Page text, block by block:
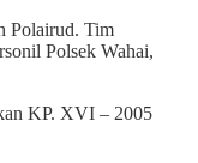
Polairud. Tim
Polsek Wahai,
KP. XVI – 2005